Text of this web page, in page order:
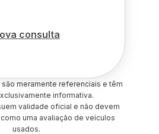
consulta
meramente referenciais e têm
informativa.
validade oficial e não devem
uma avaliação de veículos
usados.